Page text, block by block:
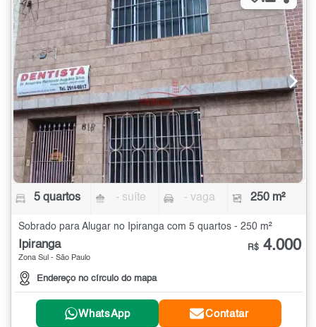
5 quartos - suíte - vaga 250 m²
Sobrado para Alugar no Ipiranga com 5 quartos - 250 m²
Ipiranga
Zona Sul - São Paulo
Endereço no círculo do mapa
R$ 4.000
WhatsApp Contatar